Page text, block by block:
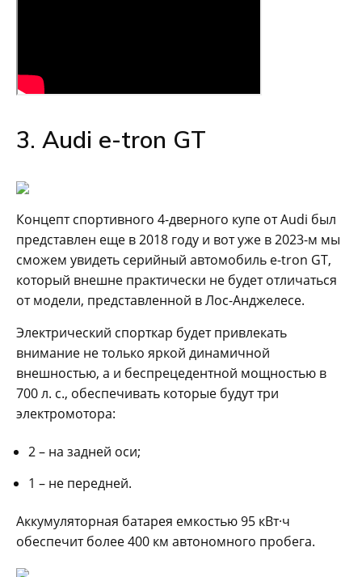
3. Audi e-tron GT
Концепт спортивного 4-дверного купе от Audi был
представлен еще в 2018 году и вот уже в 2023-м мы
сможем увидеть серийный автомобиль e-tron GT,
который внешне практически не будет отличаться
от модели, представленной в Лос-Анджелесе.
Электрический спорткар будет привлекать
внимание не только яркой динамичной
внешностью, а и беспрецедентной мощностью в
700 л. с., обеспечивать которые будут три
электромотора:
2 – на задней оси;
1 – не передней.
Аккумуляторная батарея емкостью 95 кВт·ч
обеспечит более 400 км автономного пробега.